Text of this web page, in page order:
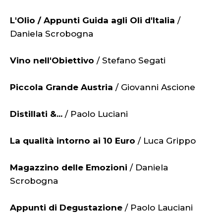
L'Olio / Appunti Guida agli Oli d'Italia /
Daniela Scrobogna
Vino nell'Obiettivo / Stefano Segati
Piccola Grande Austria / Giovanni Ascione
Distillati &... / Paolo Luciani
La qualità intorno ai 10 Euro / Luca Grippo
Magazzino delle Emozioni / Daniela
Scrobogna
Appunti di Degustazione / Paolo Lauciani